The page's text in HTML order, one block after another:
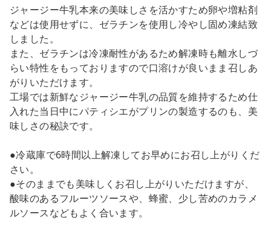
ジャージー牛乳本来の美味しさを活かすため卵や増粘剤
などは使用せずに、ゼラチンを使用し冷やし固め凍結致
しました。
また、ゼラチンは冷凍耐性があるため解凍時も離水しづ
らい特性をもっておりますので口溶けが良いまま召しあ
がりいただけます。
工場では新鮮なジャージー牛乳の品質を維持するため仕
入れた当日中にパティシエがプリンの製造するのも、美
味しさの秘訣です。
●冷蔵庫で6時間以上解凍してお早めにお召し上がりくだ
さい。
●そのままでも美味しくお召し上がりいただけますが、
酸味のあるフルーツソースや、蜂蜜、少し苦めのカラメ
ルソースなどもよく合います。